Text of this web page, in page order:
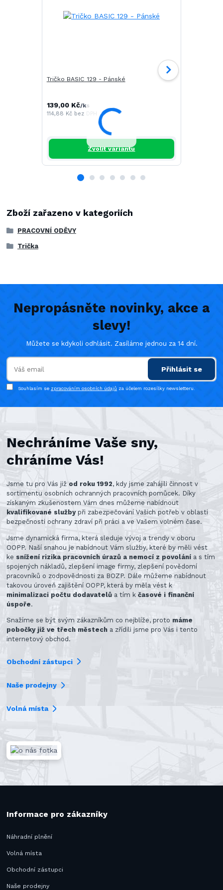
Tričko BASIC 129 - Pánské
139,00 Kč/ks
114,88 Kč bez DPH
Zvolit variantu
Zboží zařazeno v kategoriích
PRACOVNÍ ODĚVY
Trička
Nepropásněte novinky, akce a
slevy!
Můžete se kdykoli odhlásit. Zasíláme jednou za 14 dní.
Přihlásit se
Souhlasím se zpracováním osobních údajů za účelem rozesílky newsletteru.
Nechráníme Vaše sny,
chráníme Vás!
Jsme tu pro Vás již od roku 1992, kdy jsme zahájili činnost v
sortimentu osobních ochranných pracovních pomůcek. Díky
získaným zkušenostem Vám dnes můžeme nabídnout
kvalifikované službypři zabezpečování Vašich potřeb v oblasti
bezpečnosti ochrany zdraví při práci a ve Vašem volném čase.
Jsme dynamická firma, která sleduje vývoj a trendy v oboru
OOPP. Naší snahou je nabídnout Vám služby, které by měli vést
ke snížení rizika pracovních úrazů a nemocí z povolání a s tím
spojených nákladů, zlepšení image firmy, zlepšení povědomí
pracovníků o zodpovědnosti za BOZP. Dále můžeme nabídnout
takovou úroveň zajištění OOPP, která by měla vést k
minimalizaci počtu dodavatelů a tím kčasové i finanční
úspoře.
Snažíme se být svým zákazníkům co nejblíže, proto máme
pobočky již ve třech městech a zřídili jsme pro Vás i tento
internetový obchod.
Obchodní zástupci
Naše prodejny
Volná místa
Informace pro zákazníky
Náhradní plnění
Volná místa
Obchodní zástupci
Naše prodejny